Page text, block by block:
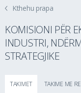
Kthehu prapa
KOMISIONI PËR
INDUSTRI,
STRATEGJIKE
TAKIMET TAKIME ME